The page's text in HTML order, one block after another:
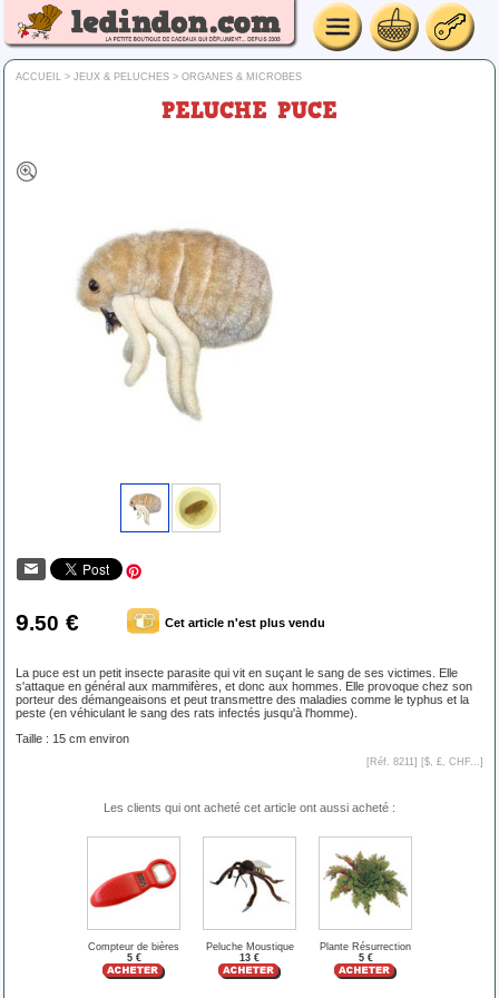
ACCUEIL > JEUX & PELUCHES > ORGANES & MICROBES
PELUCHE PUCE
9.50 € Cet article n'est plus vendu
La puce est un petit insecte parasite qui vit en suçant le sang de ses victimes. Elle
s'attaque en général aux mammifères, et donc aux hommes. Elle provoque chez son
porteur des démangeaisons et peut transmettre des maladies comme le typhus et la
peste (en véhiculant le sang des rats infectés jusqu'à l'homme).
Taille : 15 cm environ
[Réf. 8211] [$, £, CHF...]
Les clients qui ont acheté cet article ont aussi acheté :
Compteur de bières
5 €
Peluche Moustique
13 €
Plante Résurrection
5 €